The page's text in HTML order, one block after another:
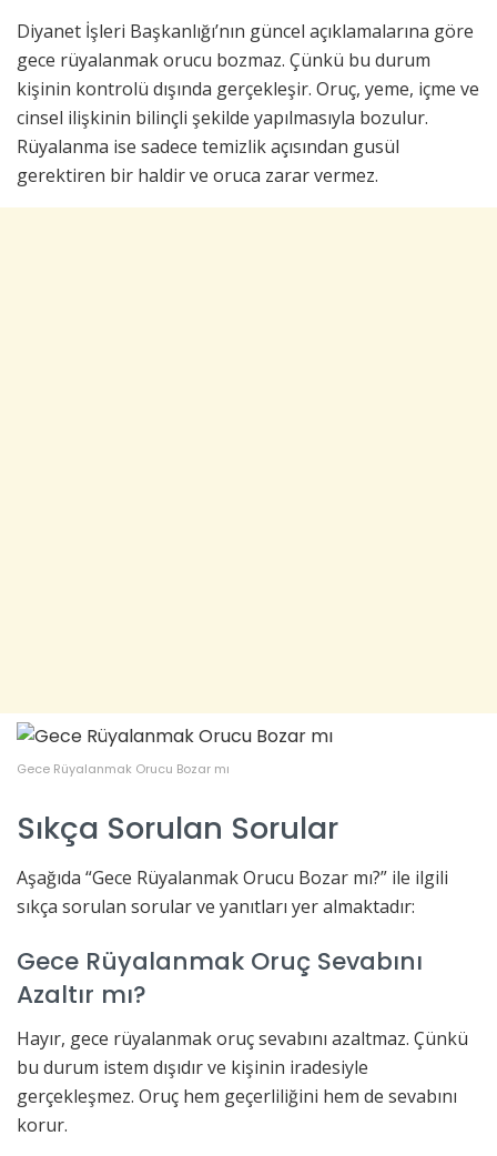
Diyanet İşleri Başkanlığı’nın güncel açıklamalarına göre
gece rüyalanmak orucu bozmaz. Çünkü bu durum
kişinin kontrolü dışında gerçekleşir. Oruç, yeme, içme ve
cinsel ilişkinin bilinçli şekilde yapılmasıyla bozulur.
Rüyalanma ise sadece temizlik açısından gusül
gerektiren bir haldir ve oruca zarar vermez.
Gece Rüyalanmak Orucu Bozar mı
Sıkça Sorulan Sorular
Aşağıda “Gece Rüyalanmak Orucu Bozar mı?” ile ilgili
sıkça sorulan sorular ve yanıtları yer almaktadır:
Gece Rüyalanmak Oruç Sevabını
Azaltır mı?
Hayır, gece rüyalanmak oruç sevabını azaltmaz. Çünkü
bu durum istem dışıdır ve kişinin iradesiyle
gerçekleşmez. Oruç hem geçerliliğini hem de sevabını
korur.